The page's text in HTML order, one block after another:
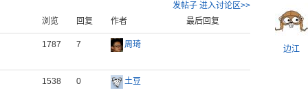
发帖子 进入讨论区>>
浏览
回复 作者 最后回复
1787 7 周琦
1538 0 土豆
边江